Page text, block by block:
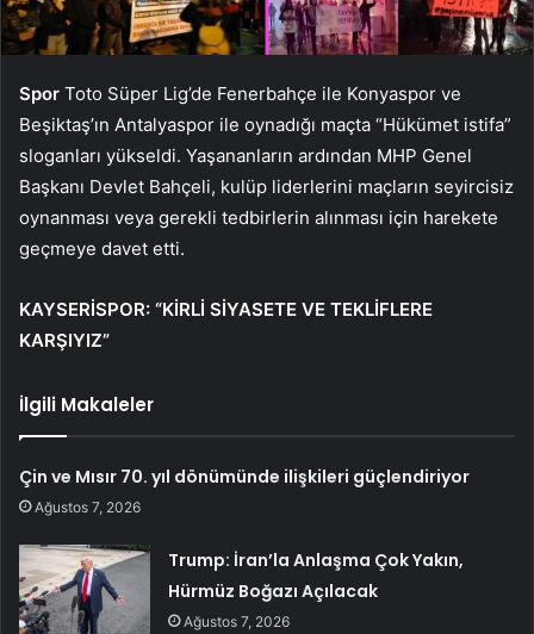
Spor Toto Süper Lig’de Fenerbahçe ile Konyaspor ve
Beşiktaş’ın Antalyaspor ile oynadığı maçta “Hükümet istifa”
sloganları yükseldi. Yaşananların ardından MHP Genel
Başkanı Devlet Bahçeli, kulüp liderlerini maçların seyircisiz
oynanması veya gerekli tedbirlerin alınması için harekete
geçmeye davet etti.
KAYSERİSPOR: “KİRLİ SİYASETE VE TEKLİFLERE
KARŞIYIZ”
İlgili Makaleler
Çin ve Mısır 70. yıl dönümünde ilişkileri güçlendiriyor
Ağustos 7, 2026
Trump: İran’la Anlaşma Çok Yakın,
Hürmüz Boğazı Açılacak
Ağustos 7, 2026